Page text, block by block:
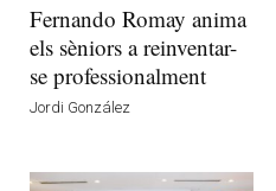
Fernando Romay anima
els sèniors a reinventar-
se professionalment
Jordi González